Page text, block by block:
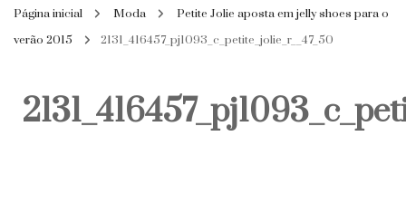
Página inicial Moda
Petite Jolie aposta em jelly shoes para o
verão 2015
2131_416457_pj1093_c_petite_jolie_r__47_50